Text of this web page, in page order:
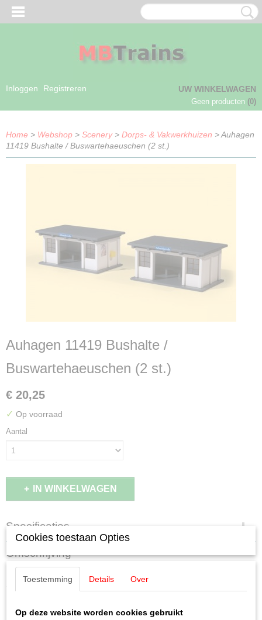
Inloggen Registreren UW WINKELWAGEN
Geen producten (0)
Home > Webshop > Scenery> Dorps- & Vakwerkhuizen > Auhagen
11419 Bushalte / Buswartehaeuschen (2 st.)
Auhagen 11419 Bushalte /
Buswartehaeuschen (2 st.)
€ 20,25
✓ Op voorraad
Aantal
IN WINKELWAGEN
Specificaties
11419
H0 (1:87)
Omschrijving
Auhagen 11419 Bushalte /
Buswartehaeuschen (2 st.)
Cookies toestaan Opties
Toestemming Details Over
Op deze website worden cookies gebruikt